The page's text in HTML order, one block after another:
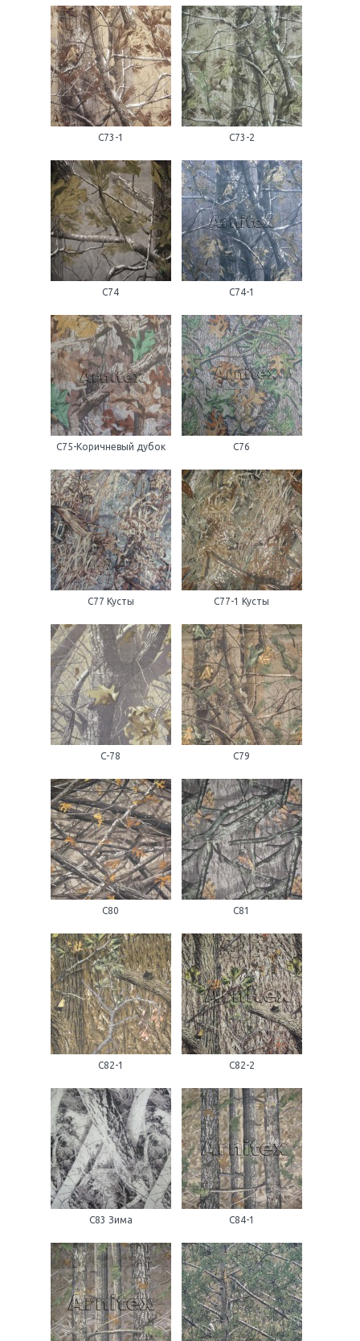
С73-1 С73-2
С74 С74-1
С75-Коричневый дубок С76
С77 Кусты С77-1 Кусты
С-78 С79
С80 С81
С82-1 С82-2
С83 Зима С84-1